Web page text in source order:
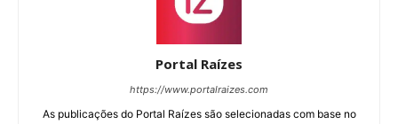
Portal Raízes
https://www.portalraizes.com
As publicações do Portal Raízes são selecionadas com base no